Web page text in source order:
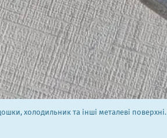
холодильник та інші металеві поверхні.